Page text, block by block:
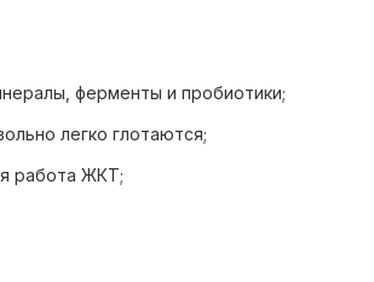
ферменты и пробиотики;
легко глотаются;
работа ЖКТ;